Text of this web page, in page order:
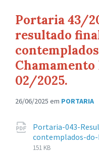
Portaria 43/
resultado
Chamamento
02/2025.
26/06/2025 em PORTARIA
Anexos
Portaria-043-
contemplados-
Tamanho
151 KB